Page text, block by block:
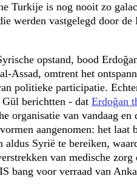
Turkije is nog nooit zo
werden vastgelegd door de
opstand, bood
Assad, omtrent het
politieke participatie.
berichtten - dat Erdoğan
organisatie van vandaag
aangenomen: het laat
aldus Syrië te bereiken,
van medische
bang voor verraad van